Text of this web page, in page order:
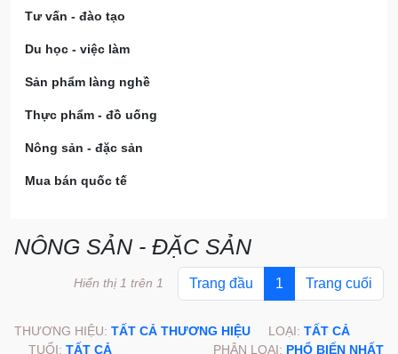
Tư vấn - đào tạo
Du học - việc làm
Sản phẩm làng nghề
Thực phẩm - đồ uống
Nông sản - đặc sản
Mua bán quốc tế
NÔNG SẢN - ĐẶC SẢN
Trang đầu 1 Trang cuối
Hiển thị 1 trên 1
THƯƠNG HIỆU: TẤT CẢ THƯƠNG HIỆU LOẠI: TẤT CẢ
TUỔI: TẤT CẢ PHÂN LOẠI: PHỔ BIẾN NHẤT